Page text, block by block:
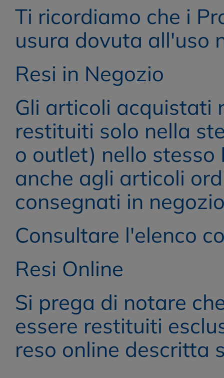
Ti ricordiamo che i
usura dovuta all'uso
Resi in Negozio
Gli articoli acquistati
restituiti solo nella
o outlet) nello stesso
anche agli articoli
consegnati in
Consultare l'elenco
Resi Online
Si prega di notare
essere restituiti
reso online descritta